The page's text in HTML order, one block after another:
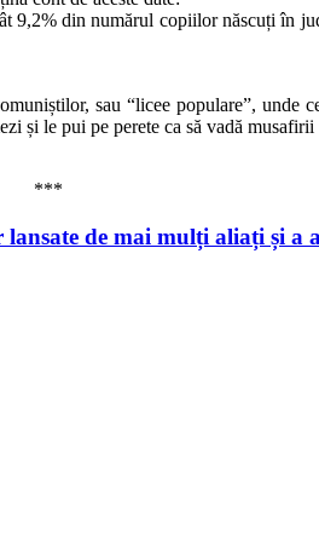
din numărul copiilor născuți în
sau “licee populare”, unde
și le pui pe perete ca să vadă
***
de mai mulți aliați și a